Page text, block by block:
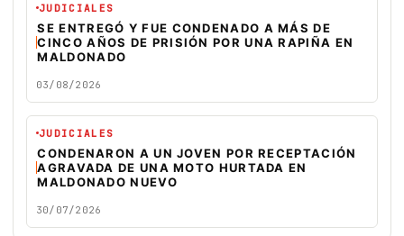
JUDICIALES
SE ENTREGÓ Y FUE CONDENADO A MÁS DE
CINCO AÑOS DE PRISIÓN POR UNA RAPIÑA EN
MALDONADO
03/08/2026
JUDICIALES
CONDENARON A UN JOVEN POR RECEPTACIÓN
AGRAVADA DE UNA MOTO HURTADA EN
MALDONADO NUEVO
30/07/2026